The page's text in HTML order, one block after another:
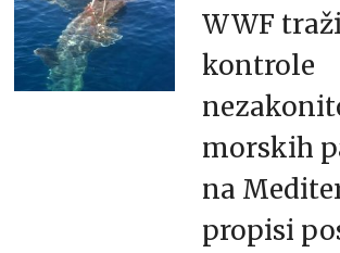
WWF
kontrole
morskih
na
propisi